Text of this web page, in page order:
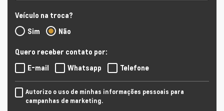
Veículo na troca?
Sim
Não
Quero receber contato por:
E-mail
Whatsapp Telefone
Autorizo o uso de minhas informações pessoais para
campanhas de marketing.